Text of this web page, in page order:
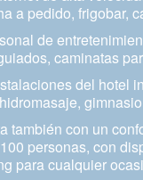
a pedido, frigobar,
de
caminatas
del hotel
también con un
personas, con
para cualquier